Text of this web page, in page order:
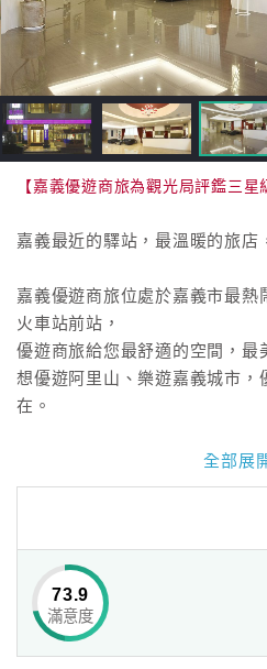
直
接
跟
飯
店
訂
HOT
特
色
民
宿
球
網
【嘉義優遊商旅為觀光局評鑑三星
嘉義最近的驛站，最溫暖的旅店
嘉義優遊商旅位處於嘉義市最熱
火車站前站，
優遊商旅給您最舒適的空間，最
想優遊阿里山、樂遊嘉義城市，
在。
嘉義優遊商旅房型的色系與設計
春夏秋冬之美，
無論是粉紅色系的春花、淡藍色
皆能巧妙的展現，進而使你和
好回憶。
入住優遊商旅，不管是洽公或是
市的便利交通及旅遊、美食購物
全部展
73.9
滿意度